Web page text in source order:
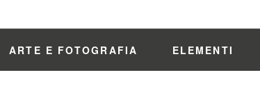
ARTE E FOTOGRAFIA ELEMENTI